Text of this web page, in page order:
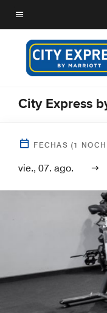
Skip
to
main
content
Texto del menú
City Express
FECHAS (1
vie., 07. ago.